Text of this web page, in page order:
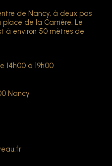
de Nancy, à deux pas
de la Carrière. Le
à environ 50 mètres de
14h00 à 19h00
Nancy